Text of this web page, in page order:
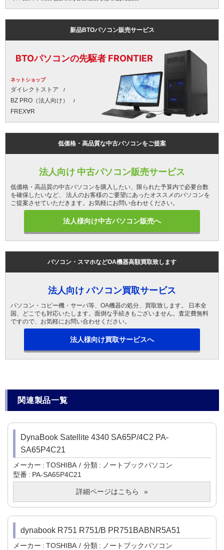
新品BTOパソコン販売サービス
BTOパソコンの先駆者 FRONTIER
ネットショップ
ダイレクトストア
BZ PRO（法人向け）
FREX∀R
低価格・高品質な中古パソコンをご提案
法人向け 中古パソコン販売サービス
低価格・高品質の中古パソコンを購入したい、限られた予算内で必要台数
を確保したいなど、 法人のお客様のご要望にあったオススメのパソコンを
ご提案させていただきます。お気軽にお問い合わせください。
法人様向け中古パソコン販売へ
パソコン・スマホなどOA機器高額買取致します
法人向け パソコン買取サービス
パソコン・コピー機・サーバ等、OA機器の処分、買取致します。 日本全
国、どこでも対応いたします。面倒な手続きもございません。査定費無料
ですので、お気軽にお問い合わせください。
法人様向け買取サービスへ
関連製品一覧
DynaBook Satellite 4340 SA65P/4C2 PA-
SA65P4C21
メーカー TOSHIBA 分類
ノートブックパソコン
型番
PA-SA65P4C21
詳細ページはこちら
dynabook R751 R751/B PR751BABNR5A51
メーカー TOSHIBA 分類
ノートブックパソコン